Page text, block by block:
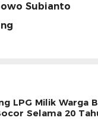
Subianto
LPG Milik Warga
Selama 20